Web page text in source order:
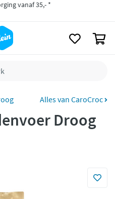
vanaf 35,- *
retourneren
Klarna
Alles van CaroCroc
Droog